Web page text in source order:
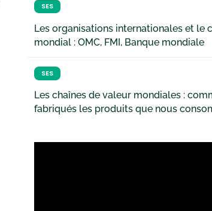
SES
Les organisations internationales et le
mondial : OMC, FMI, Banque mondiale
SES
Les chaînes de valeur mondiales :
fabriqués les produits que nous